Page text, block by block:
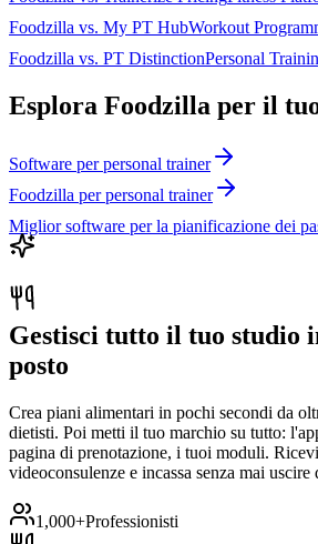
Foodzilla vs. My PT HubWorkout
Foodzilla vs. PT DistinctionPersonal
Esplora Foodzilla per il
Software per personal trainer
Foodzilla per personal trainer
Miglior software per la pianificazione dei
Gestisci tutto il tuo studio
posto
Crea piani alimentari in pochi secondi da
dietisti. Poi metti il tuo marchio su tutto:
pagina di prenotazione, i tuoi moduli.
videoconsulenze e incassa senza mai uscire
1,000+Professionisti